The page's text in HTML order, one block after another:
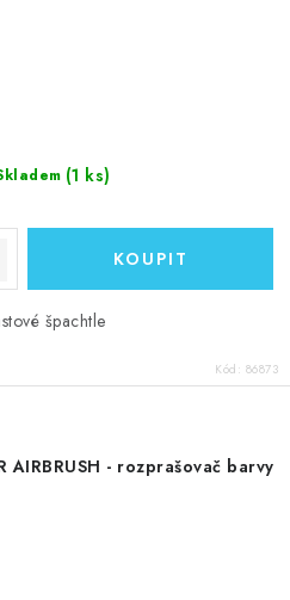
(1 ks)
špachtle
Kód: 86873
AIRBRUSH - rozprašovač barvy